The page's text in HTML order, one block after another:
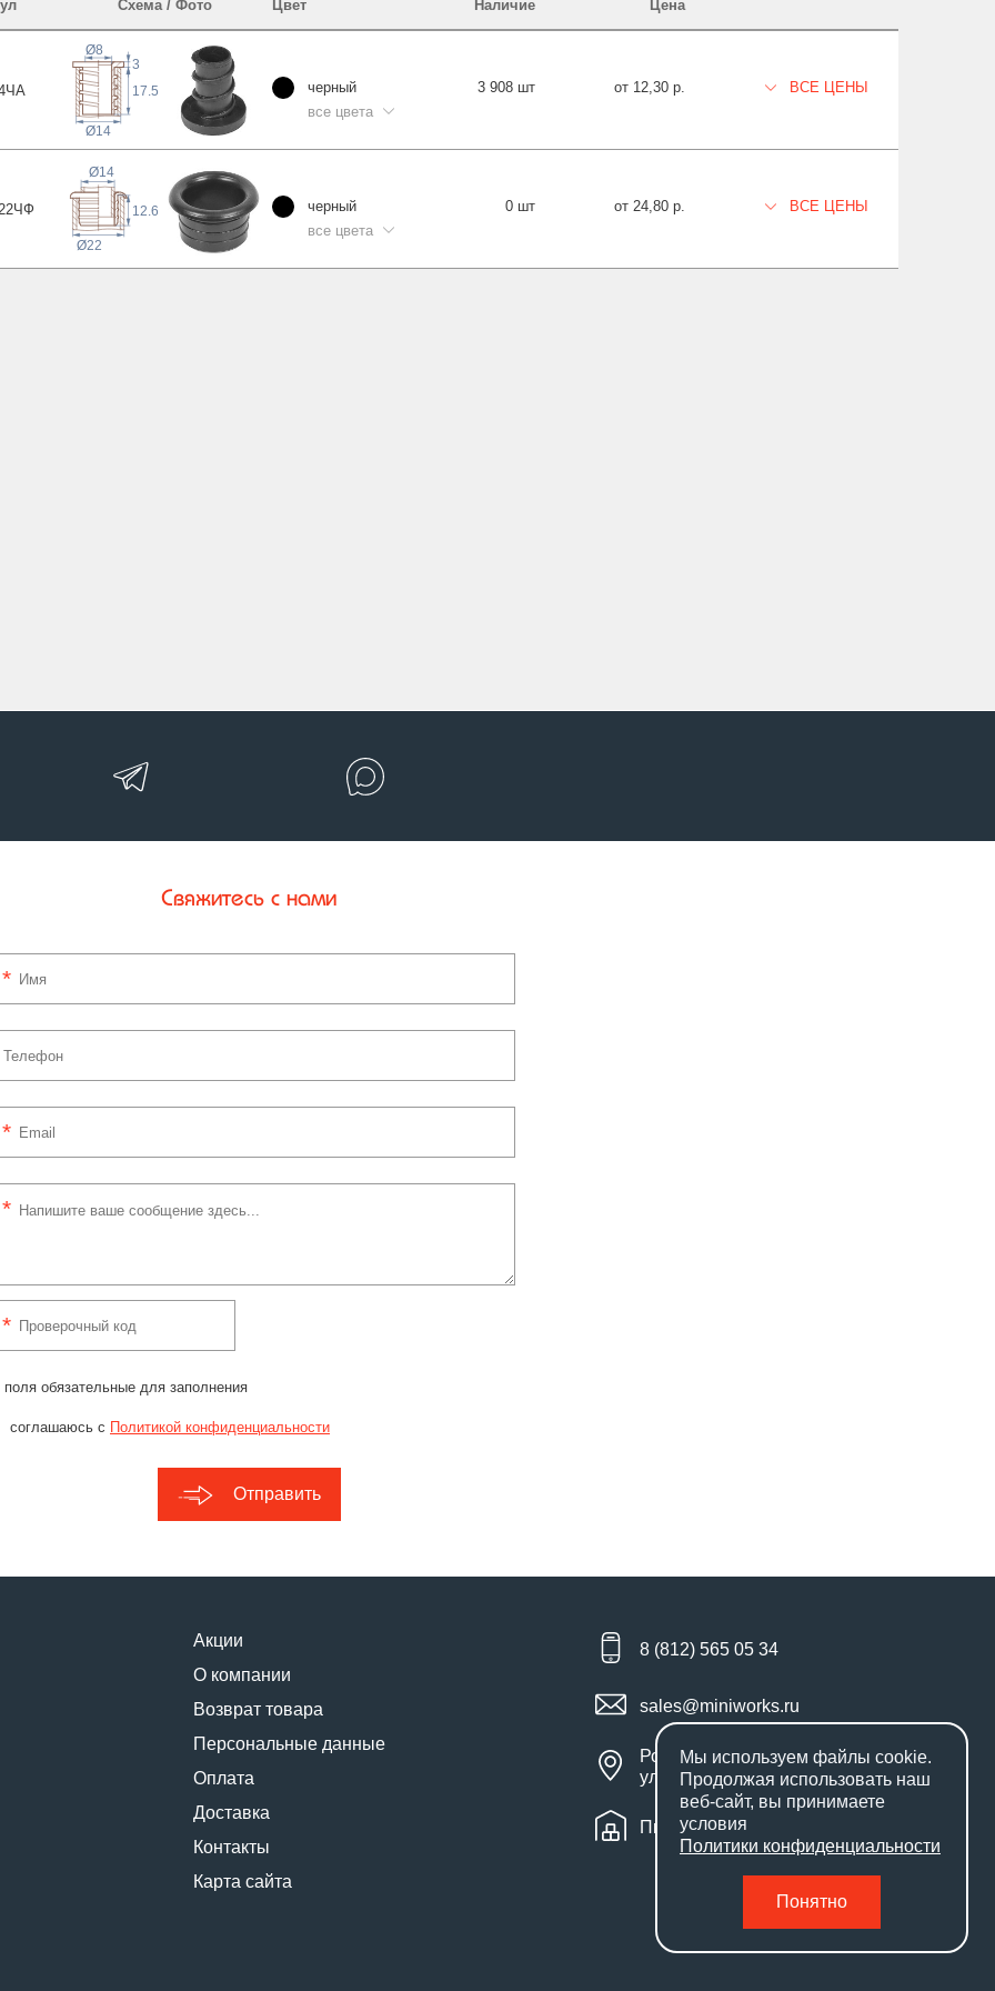
Схема / Фото Цвет Наличие Цена
ЧА
Ø14
Ø8
3
17.5
черный
все цвета
3 908 шт от 12,30 р. ВСЕ ЦЕНЫ
ЧФ
Ø22
12.6
Ø14
черный
все цвета
0 шт от 24,80 р. ВСЕ ЦЕНЫ
Свяжитесь с нами
обязательные для заполнения
соглашаюсь с Политикой конфиденциальности
Отправить
Акции
О компании
Возврат товара
Персональные данные
Оплата
Доставка
Контакты
Карта сайта
8 (812) 565 05 34
sales@miniworks.ru
Россия, Санкт-Петербург,
улица Маршала Новикова, 28Е
Пн – Пт: с 9:00 до 18:00
Мы используем файлы cookie.
Продолжая использовать наш
веб-сайт, вы принимаете
условия
Политики конфиденциальности
Понятно